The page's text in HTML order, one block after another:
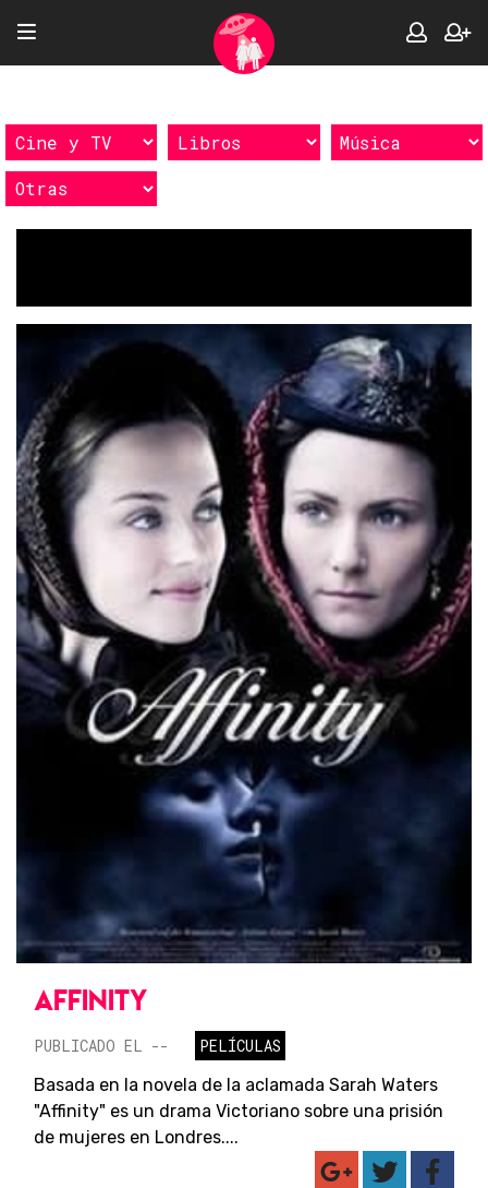
AFFINITY
PUBLICADO EL --
PELÍCULAS
Basada en la novela de la aclamada Sarah Waters
"Affinity" es un drama Victoriano sobre una prisión
de mujeres en Londres....